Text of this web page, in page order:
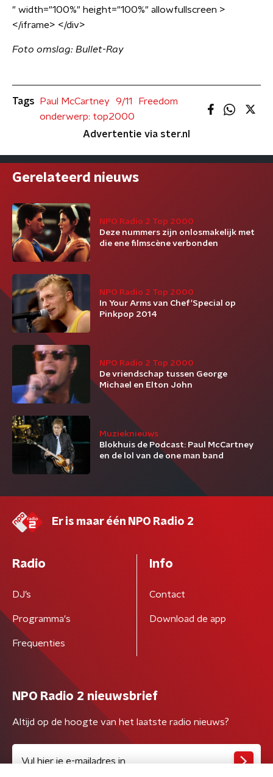
" width="100%" height="100%" allowfullscreen >
</iframe> </div>​
Foto omslag: Bullet-Ray
Tags Paul McCartney 9/11
Freedom
onderwerp: top2000
Advertentie via ster.nl
Gerelateerd nieuws
NPO Radio 2 Top 2000
Deze nummers zijn onlosmakelijk met
die ene filmscène verbonden
NPO Radio 2 Top 2000
In Your Arms van Chef'Special op
Pinkpop 2014
NPO Radio 2 Top 2000
De vriendschap tussen George
Michael en Elton John
Muzieknieuws
Blokhuis de Podcast: Paul McCartney
en de lol van de one man band
Er is maar één NPO Radio 2
Radio
DJ’s
Programma's
Frequenties
Info
Contact
Download de app
NPO Radio 2 nieuwsbrief
Altijd op de hoogte van het laatste radio nieuws?